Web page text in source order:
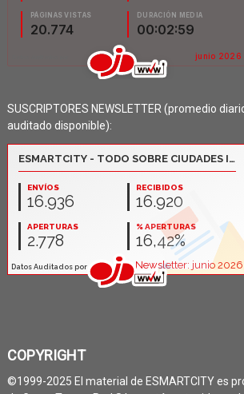
SUSCRIPTORES NEWSLETTER (promedio
auditado disponible):
COPYRIGHT
©1999-2025 El material de ESMARTCITY es